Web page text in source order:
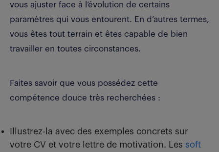
vous ajuster face à l’évolution de certains
paramètres qui vous entourent. En d’autres termes,
vous êtes tout terrain et êtes capable de bien
travailler en toutes circonstances.
Faites savoir que vous possédez cette
compétence douce très recherchées :
Illustrez-la avec des exemples concrets sur
votre CV et votre lettre de motivation. Les soft